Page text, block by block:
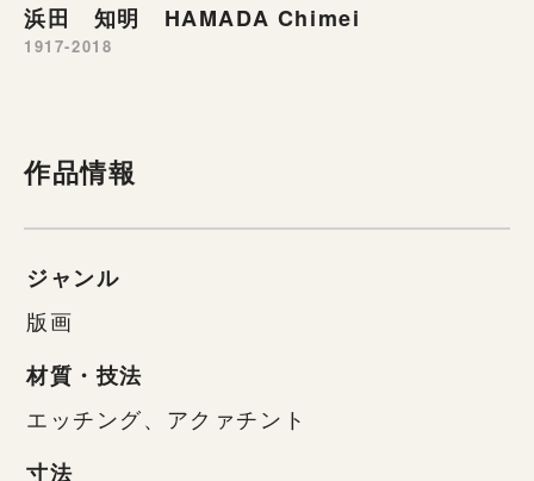
浜田 知明 HAMADA Chimei
1917-2018
作品情報
ジャンル
版画
材質・技法
エッチング、アクァチント
寸法